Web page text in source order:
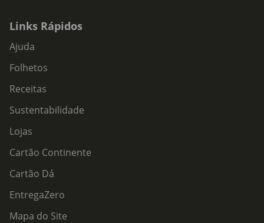
Links Rápidos
Ajuda
Folhetos
Receitas
Sustentabilidade
Lojas
Cartão Continente
Cartão Dá
EntregaZero
Mapa do Site